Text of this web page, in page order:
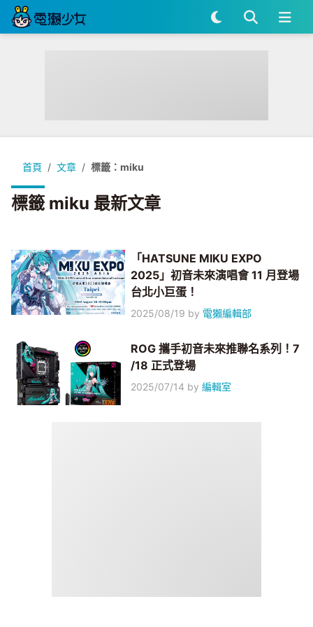
首頁 文章 標籤：miku
標籤 miku 最新文章
「HATSUNE MIKU EXPO
2025」初音未來演唱會 11 月登場
台北小巨蛋！
2025/08/19 by 電獺編輯部
ROG 攜手初音未來推聯名系列！7
/18 正式登場
2025/07/14 by編輯室